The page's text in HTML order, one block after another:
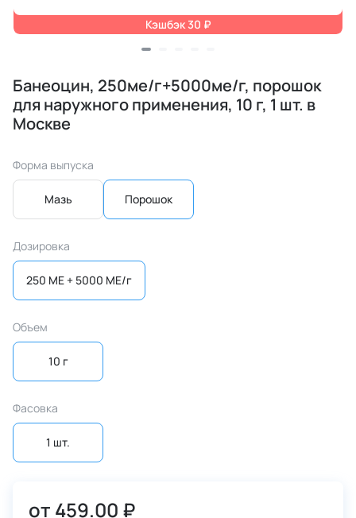
Кэшбэк 30 ₽
Банеоцин, 250ме/г+5000ме/г, порошок
для наружного применения, 10 г, 1 шт. в
Москве
Форма выпуска
Мазь Порошок
Дозировка
250 МЕ + 5000 МЕ/г
Объем
10 г
Фасовка
1 шт.
от 459.00 ₽